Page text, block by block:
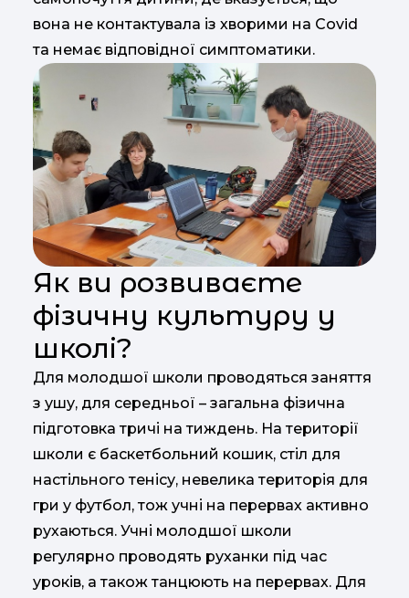
вона не контактувала із хворими на Covid
та немає відповідної симптоматики.
Як ви розвиваєте
фізичну культуру у
школі?
Для молодшої школи проводяться заняття
з ушу, для середньої – загальна фізична
підготовка тричі на тиждень. На території
школи є баскетбольний кошик, стіл для
настільного тенісу, невелика територія для
гри у футбол, тож учні на перервах активно
рухаються. Учні молодшої школи
регулярно проводять руханки під час
уроків, а також танцюють на перервах. Для